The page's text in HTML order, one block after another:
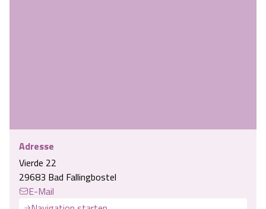
Adresse
Vierde 22
29683 Bad Fallingbostel
E-Mail